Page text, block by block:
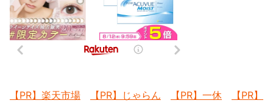
【PR】楽天市場 【PR】じゃらん 【PR】一休
【PR】